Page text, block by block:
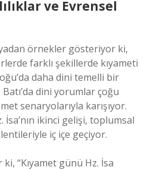
ve Evrensel
örnekler gösteriyor ki,
farklı şekillerde kıyameti
daha dini temelli bir
dini yorumlar çoğu
senaryolarıyla karışıyor.
İsa’nın ikinci gelişi, toplumsal
iç içe geçiyor.
“Kıyamet günü Hz. İsa